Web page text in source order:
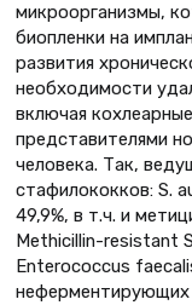
микроорганизмы,
биопленки на
развития
необходимости
включая
представителями
человека. Так,
стафилококков: S.
49,9%, в т.ч. и
Methicillin-resistant
Enterococcus
неферментирующих